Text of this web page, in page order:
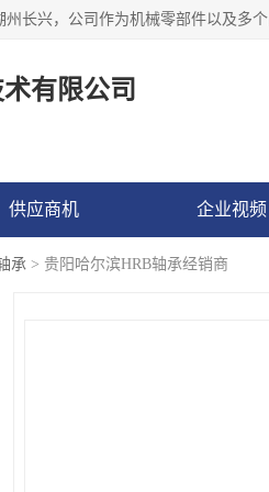
有限公司
供应商机 企业视频
承 > 贵阳哈尔滨HRB轴承经销商